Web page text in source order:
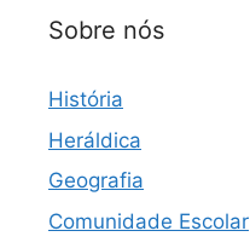
Sobre nós
História
Heráldica
Geografia
Comunidade Escolar